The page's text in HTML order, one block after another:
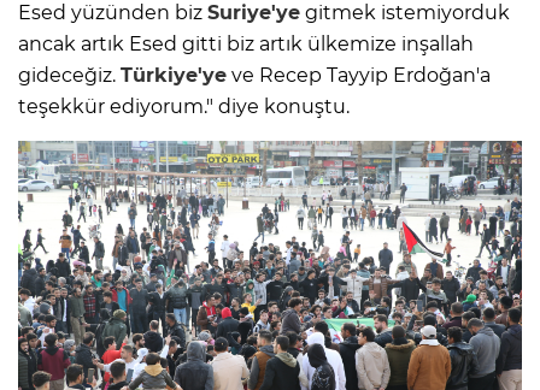
Esed yüzünden biz Suriye'ye gitmek istemiyorduk
ancak artık Esed gitti biz artık ülkemize inşallah
gideceğiz. Türkiye'ye ve Recep Tayyip Erdoğan'a
teşekkür ediyorum." diye konuştu.